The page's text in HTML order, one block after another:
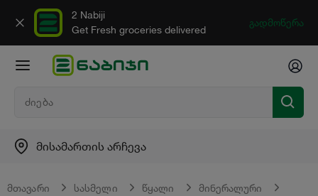
2 Nabiji
Get Fresh groceries delivered
გადმოწერა
მისამართის არჩევა
მთავარი სასმელი წყალი
მინერალური